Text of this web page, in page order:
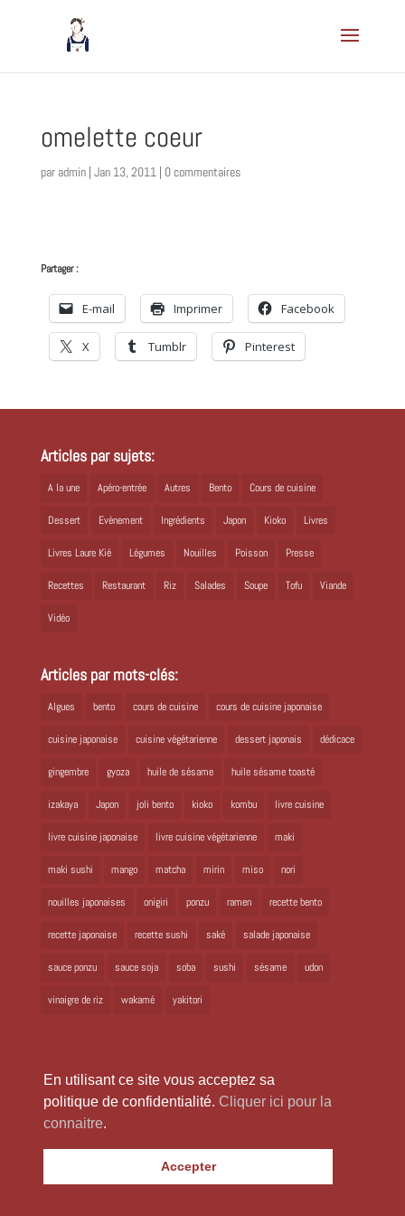
En utilisant ce site vous acceptez sa
politique de confidentialité. Cliquer ici pour la
connaitre.
Accepter
omelette coeur
par admin| Jan 13, 2011| 0 commentaires
Partager :
E-mail Imprimer Facebook
X Tumblr Pinterest
Articles par sujets:
A la une Apéro-entrée Autres Bento Cours de cuisine
Dessert Evènement Ingrédients Japon Kioko Livres
Livres Laure Kié Légumes Nouilles Poisson Presse
Recettes Restaurant Riz Salades Soupe Tofu Viande
Vidéo
Articles par mots-clés:
Algues bento cours de cuisine cours de cuisine japonaise
cuisine japonaise cuisine végétarienne dessert japonais dédicace
gingembre gyoza huile de sésame huile sésame toasté
izakaya Japon joli bento kioko kombu livre cuisine
livre cuisine japonaise livre cuisine végétarienne maki
maki sushi mango matcha mirin miso nori
nouilles japonaises onigiri ponzu ramen recette bento
recette japonaise recette sushi saké salade japonaise
sauce ponzu sauce soja soba sushi sésame udon
vinaigre de riz wakamé yakitori
Copyright 2024 Laure Kié Tous droits réservés |laurekie@yahoo.fr
Politique de confidentialité